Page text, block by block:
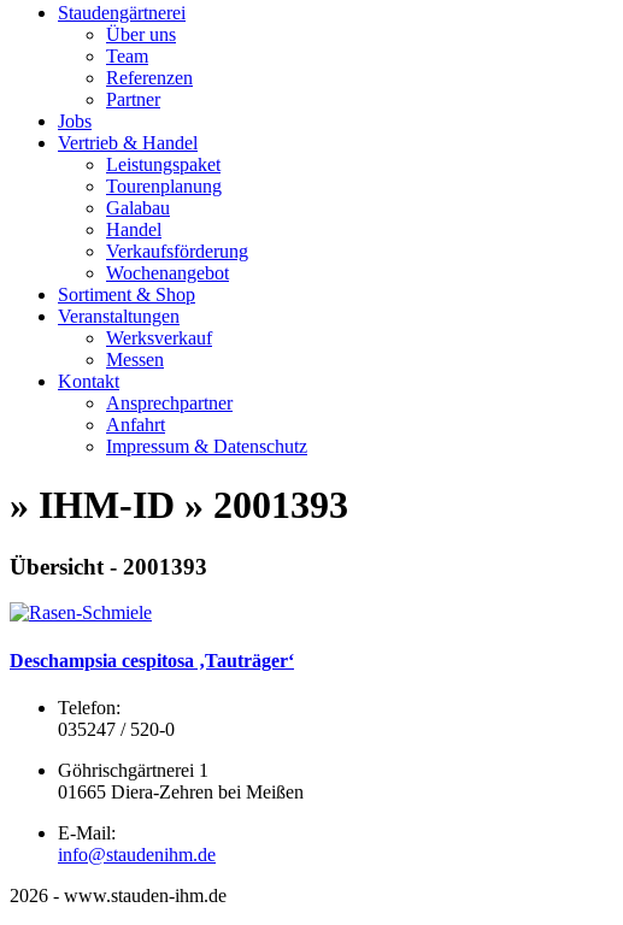
Staudengärtnerei
Über uns
Team
Referenzen
Partner
Jobs
Vertrieb & Handel
Leistungspaket
Tourenplanung
Galabau
Handel
Verkaufsförderung
Wochenangebot
Sortiment & Shop
Veranstaltungen
Werksverkauf
Messen
Kontakt
Ansprechpartner
Anfahrt
Impressum & Datenschutz
» IHM-ID » 2001393
Übersicht - 2001393
Deschampsia cespitosa ‚Tauträger‘
Telefon:
035247 / 520-0
Göhrischgärtnerei 1
01665 Diera-Zehren bei Meißen
E-Mail:
info@staudenihm.de
2026 - www.stauden-ihm.de